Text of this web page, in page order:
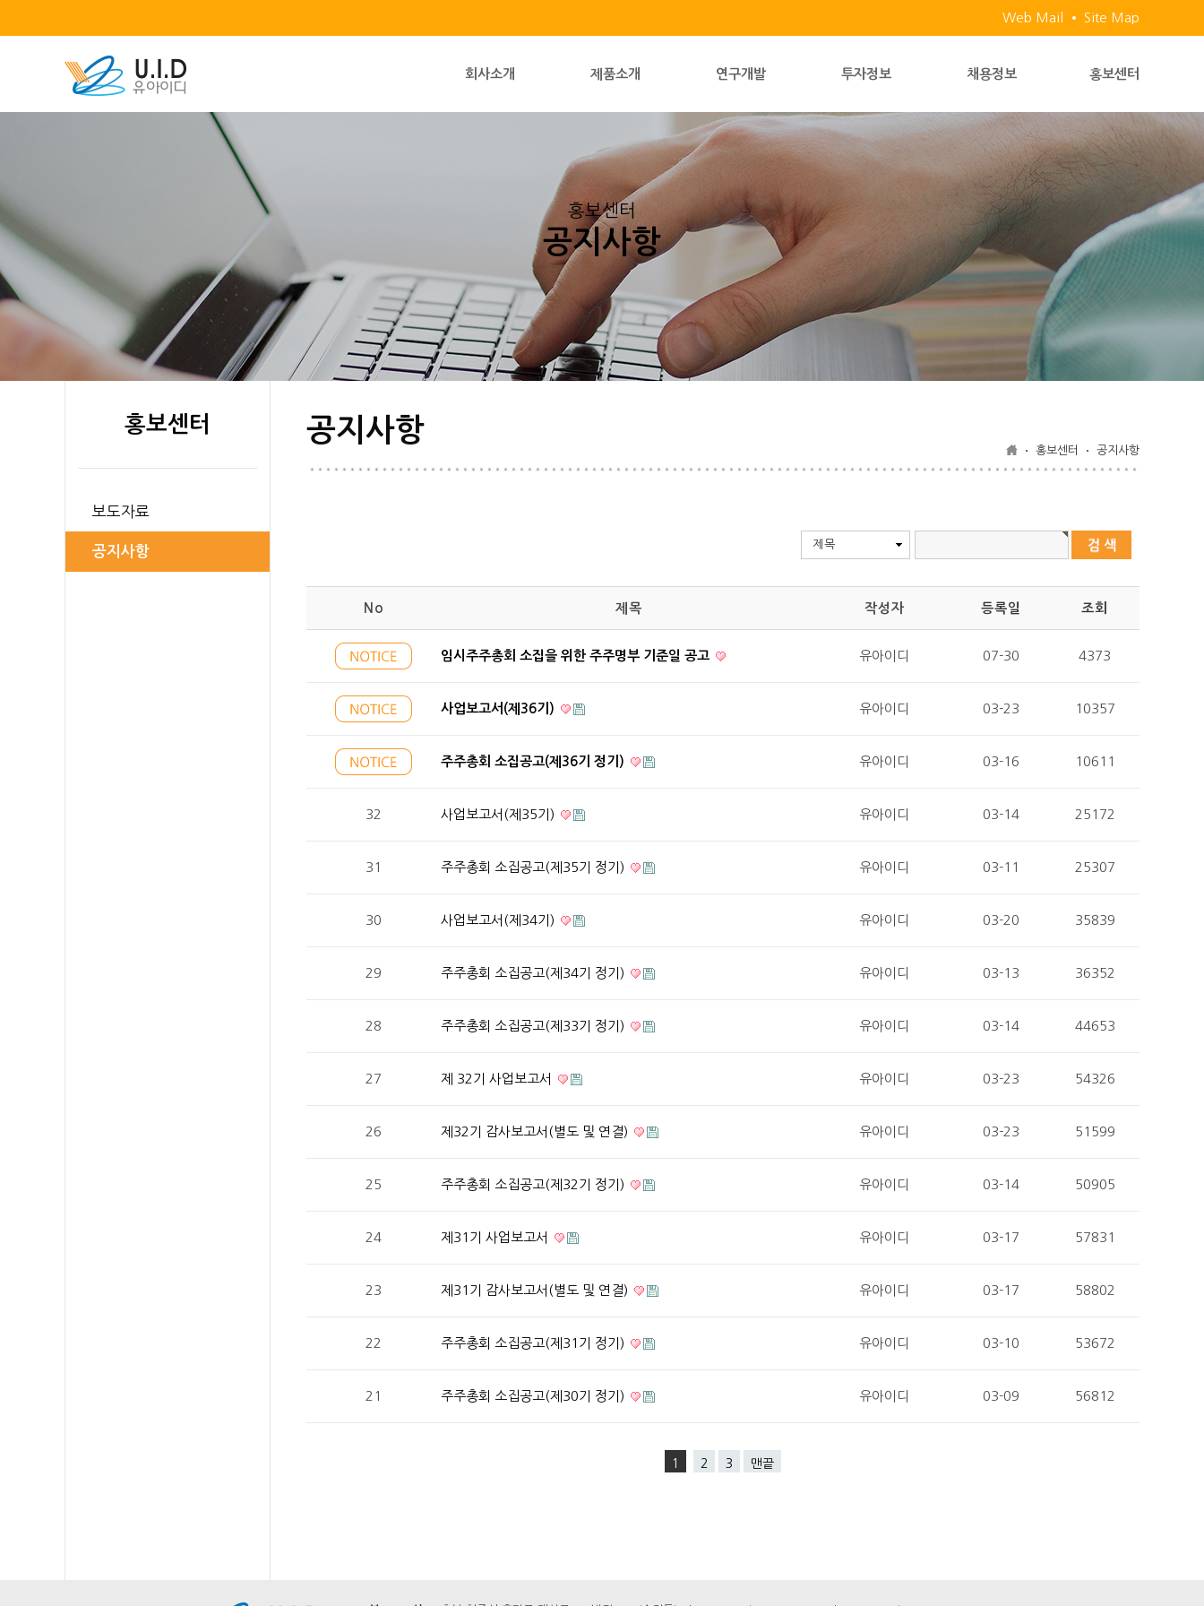
Web Mail Site Map
회사소개 제품소개 연구개발 투자정보 채용정보 홍보센터
홍보센터
공지사항
홍보센터
보도자료
공지사항
공지사항
홍보센터 공지사항
제목
No 제목 작성자 등록일 조회
임시주주총회 소집을 위한 주주명부 기준일 공고 유아이디 07-30 4373
사업보고서(제36기) 유아이디 03-23 10357
주주총회 소집공고(제36기 정기) 유아이디 03-16 10611
32 사업보고서(제35기) 유아이디 03-14 25172
31 주주총회 소집공고(제35기 정기) 유아이디 03-11 25307
30 사업보고서(제34기) 유아이디 03-20 35839
29 주주총회 소집공고(제34기 정기) 유아이디 03-13 36352
28 주주총회 소집공고(제33기 정기) 유아이디 03-14 44653
27 제 32기 사업보고서 유아이디 03-23 54326
26 제32기 감사보고서(별도 및 연결) 유아이디 03-23 51599
25 주주총회 소집공고(제32기 정기) 유아이디 03-14 50905
24 제31기 사업보고서 유아이디 03-17 57831
23 제31기 감사보고서(별도 및 연결) 유아이디 03-17 58802
22 주주총회 소집공고(제31기 정기) 유아이디 03-10 53672
21 주주총회 소집공고(제30기 정기) 유아이디 03-09 56812
1 2 3 맨끝